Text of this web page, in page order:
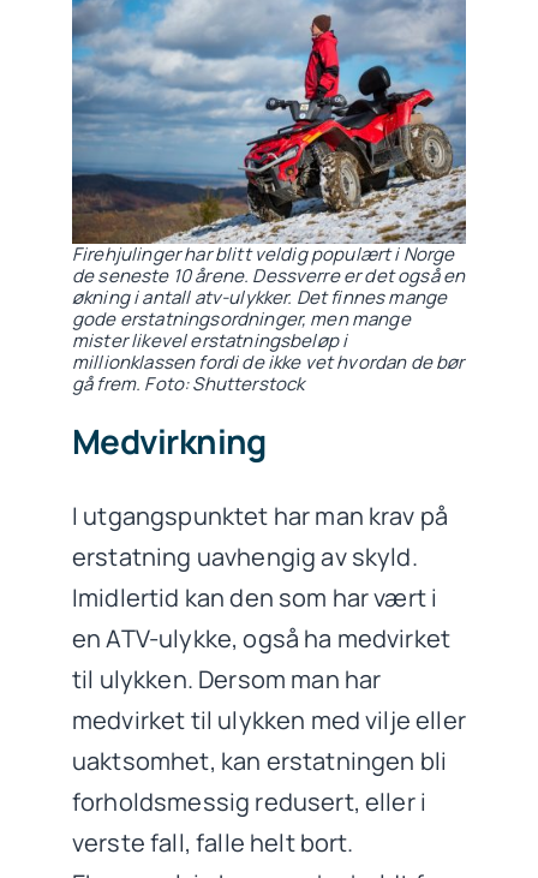
Firehjulinger har blitt veldig populært i Norge
de seneste 10 årene. Dessverre er det også en
økning i antall atv-ulykker. Det finnes mange
gode erstatningsordninger, men mange
mister likevel erstatningsbeløp i
millionklassen fordi de ikke vet hvordan de bør
gå frem. Foto: Shutterstock
Medvirkning
I utgangspunktet har man krav på
erstatning uavhengig av skyld.
Imidlertid kan den som har vært i
en ATV-ulykke, også ha medvirket
til ulykken. Dersom man har
medvirket til ulykken med vilje eller
uaktsomhet, kan erstatningen bli
forholdsmessig redusert, eller i
verste fall, falle helt bort.